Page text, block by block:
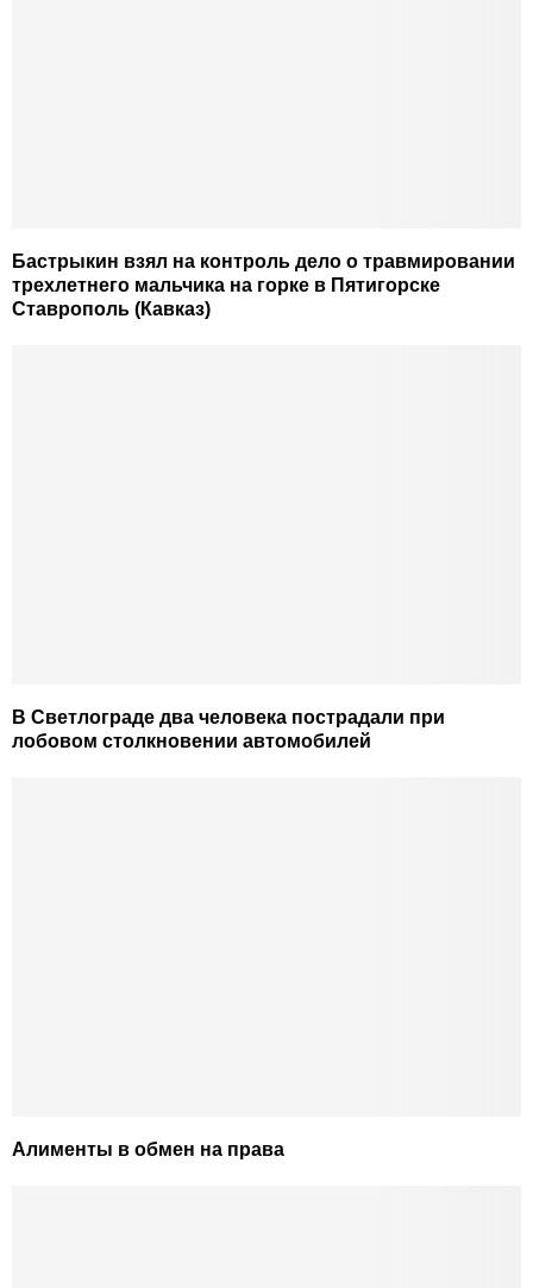
Бастрыкин взял на контроль дело о травмировании
трехлетнего мальчика на горке в Пятигорске
Ставрополь (Кавказ)
В Светлограде два человека пострадали при
лобовом столкновении автомобилей
Алименты в обмен на права